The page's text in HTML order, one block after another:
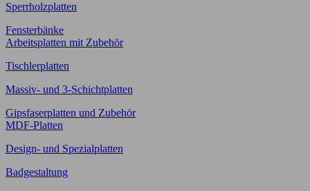
Sperrholzplatten
Fensterbänke
Arbeitsplatten mit Zubehör
Tischlerplatten
Massiv- und 3-Schichtplatten
Gipsfaserplatten und Zubehör
MDF-Platten
Design- und Spezialplatten
Badgestaltung